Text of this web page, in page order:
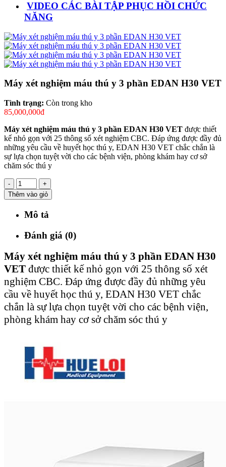
VIDEO CÁC BÀI TẬP PHỤC HỒI CHỨC
NĂNG
Máy xét nghiệm máu thú y 3 phần EDAN H30 VET
Tình trạng: Còn trong kho
85,000,000đ
Máy xét nghiệm máu thú y 3 phần EDAN H30 VET được thiết
kế nhỏ gọn với 25 thông số xét nghiệm CBC. Đáp ứng được đầy đủ
những yêu cầu về huyết học thú y, EDAN H30 VET chắc chắn là
sự lựa chọn tuyệt vời cho các bệnh viện, phòng khám hay cơ sở
chăm sóc thú y
-
+
Thêm vào giỏ
Mô tả
Đánh giá (0)
Máy xét nghiệm máu thú y 3 phần EDAN H30
VET được thiết kế nhỏ gọn với 25 thông số xét
nghiệm CBC. Đáp ứng được đầy đủ những yêu
cầu về huyết học thú y, EDAN H30 VET chắc
chắn là sự lựa chọn tuyệt vời cho các bệnh viện,
phòng khám hay cơ sở chăm sóc thú y